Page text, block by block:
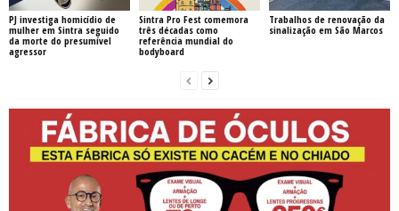
PJ investiga homicídio de
mulher em Sintra seguido
da morte do presumível
agressor
Sintra Pro Fest comemora
três décadas como
referência mundial do
bodyboard
Trabalhos de renovação da
sinalização em São Marcos